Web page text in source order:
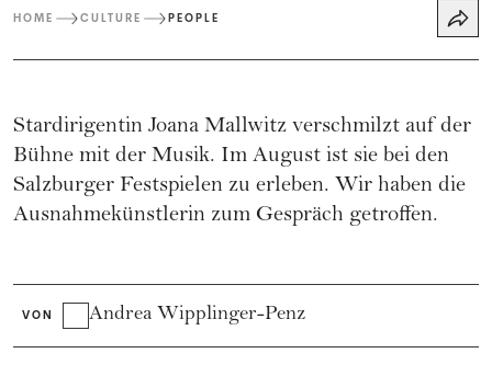
HOME CULTURE PEOPLE
Stardirigentin Joana Mallwitz verschmilzt auf der
Bühne mit der Musik. Im August ist sie bei den
Salzburger Festspielen zu erleben. Wir haben die
Ausnahmekünstlerin zum Gespräch getroffen.
VON Andrea Wipplinger-Penz